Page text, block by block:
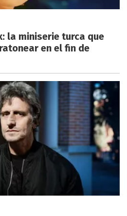
la miniserie turca que
en el fin de